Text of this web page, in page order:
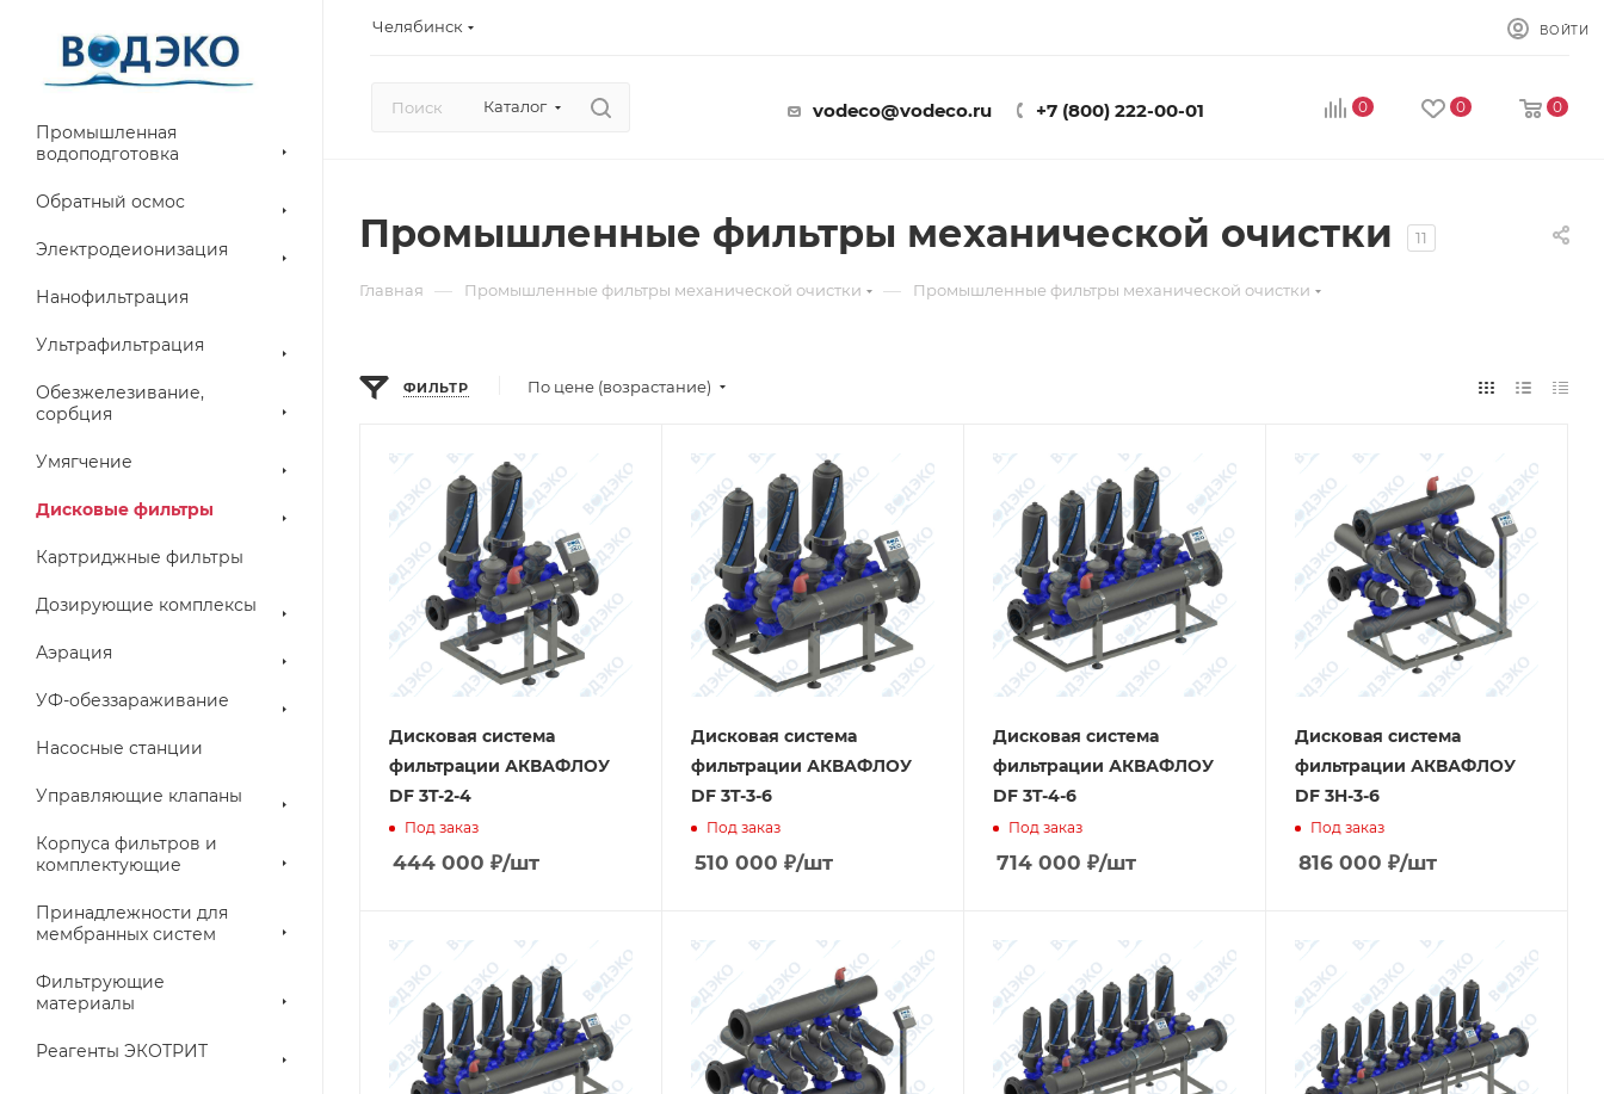
Челябинск ВОЙТИ
Каталог vodeco@vodeco.ru +7 (800) 222-00-01 0 0 0
Промышленная
водоподготовка
Обратный осмос
Электродеионизация
Нанофильтрация
Ультрафильтрация
Обезжелезивание,
сорбция
Умягчение
Дисковые фильтры
Картриджные фильтры
Дозирующие комплексы
Аэрация
УФ-обеззараживание
Насосные станции
Управляющие клапаны
Корпуса фильтров и
комплектующие
Принадлежности для
мембранных систем
Фильтрующие
материалы
Реагенты ЭКОТРИТ
Промышленные фильтры механической очистки 11
Главная — Промышленные фильтры механической очистки — Промышленные фильтры механической очистки
ФИЛЬТР По цене (возрастание)
Дисковая система
фильтрации АКВАФЛОУ
DF 3T-2-4
Под заказ
444 000 ₽/шт
Дисковая система
фильтрации АКВАФЛОУ
DF 3T-3-6
Под заказ
510 000 ₽/шт
Дисковая система
фильтрации АКВАФЛОУ
DF 3T-4-6
Под заказ
714 000 ₽/шт
Дисковая система
фильтрации АКВАФЛОУ
DF 3H-3-6
Под заказ
816 000 ₽/шт